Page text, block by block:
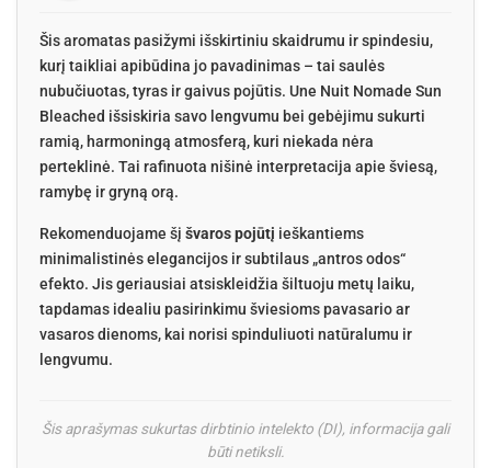
Šis aromatas pasižymi išskirtiniu skaidrumu ir spindesiu,
kurį taikliai apibūdina jo pavadinimas – tai saulės
nubučiuotas, tyras ir gaivus pojūtis. Une Nuit Nomade Sun
Bleached išsiskiria savo lengvumu bei gebėjimu sukurti
ramią, harmoningą atmosferą, kuri niekada nėra
perteklinė. Tai rafinuota nišinė interpretacija apie šviesą,
ramybę ir gryną orą.
Rekomenduojame šį švaros pojūtį ieškantiems
minimalistinės elegancijos ir subtilaus „antros odos“
efekto. Jis geriausiai atsiskleidžia šiltuoju metų laiku,
tapdamas idealiu pasirinkimu šviesioms pavasario ar
vasaros dienoms, kai norisi spinduliuoti natūralumu ir
lengvumu.
Šis aprašymas sukurtas dirbtinio intelekto (DI), informacija gali
būti netiksli.